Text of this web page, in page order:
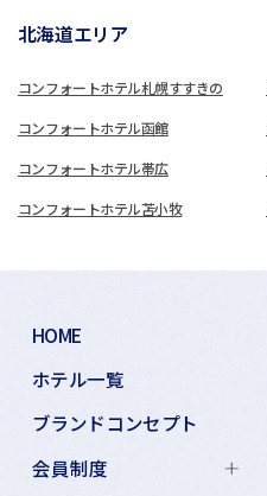
北海道エリア
コンフォートホテル札幌すすきの
コンフォートホテル函館
コンフォートホテル帯広
コンフォートホテル苫小牧
HOME
ホテル一覧
ブランドコンセプト
会員制度